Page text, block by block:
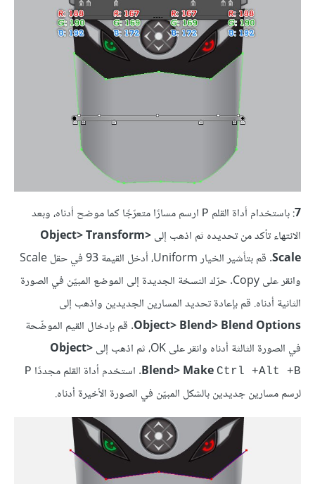
7: باستخدام أداة القلم P ارسم مسارًا متعرّجًا كما موضح أدناه، وبعد
الانتهاء تأكد من تحديده ثم اذهب إلىObject> Transform>
Scale
. قم بتأشير الخيار Uniform، أدخل القيمة 93 في حقل Scale
وانقر على Copy. حرّك النسخة الجديدة إلى الموضع المبيّن في الصورة
الثانية أدناه. قم بإعادة تحديد المسارين الجديدين واذهب إلى
Object> Blend> Blend Options. قم بإدخال القيم الموضّحة
في الصورة الثالثة أدناه وانقر على OK، ثم اذهب إلى
Object>
Blend> Make Ctrl +Alt +B . استخدم أداة القلم مجددًا P
لرسم مسارين جديدين بالشكل المبيّن في الصورة الأخيرة أدناه.